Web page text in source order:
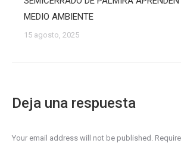
MEDIO AMBIENTE
15 agosto, 2025
Deja una respuesta
Your email address will not be published.